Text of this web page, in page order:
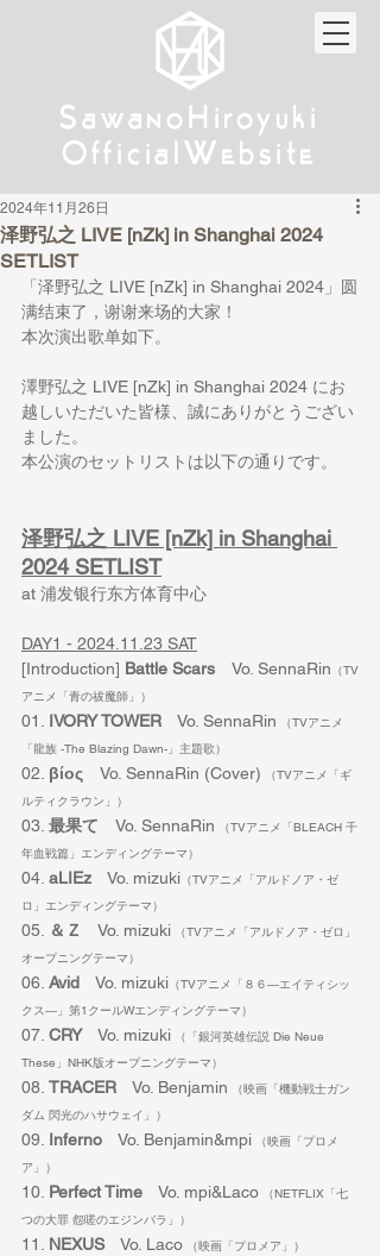
Sa wanoHiroyuki
Official W ebsite
Sa wanoHiroyuki
Official W ebsite
泽野弘之 LIVE [nZk] in Shanghai 2024
SETLIST
2024年11月26日
「泽野弘之 LIVE [nZk] in Shanghai 2024」圆
满结束了，谢谢来场的大家！
本次演出歌单如下。
澤野弘之 LIVE [nZk] in Shanghai 2024 にお
越しいただいた皆様、誠にありがとうござい
ました。
本公演のセットリストは以下の通りです。
泽野弘之 LIVE [nZk] in Shanghai
2024 SETLIST
at 浦发银行东方体育中心
DAY1 - 2024.11.23 SAT
[Introduction] Battle Scars Vo. SennaRin （TV
アニメ「青の祓魔師」）
01. IVORY TOWER Vo. SennaRin （TVアニメ
「龍族 -The Blazing Dawn-」主題歌）
02. βίος Vo. SennaRin (Cover) （TVアニメ「ギ
ルティクラウン」）
03. 最果て Vo. SennaRin （TVアニメ「BLEACH 千
年血戦篇」エンディングテーマ）
04. aLIEz Vo. mizuki （TVアニメ「アルドノア・ゼ
ロ」エンディングテーマ）
05. ＆Ｚ Vo. mizuki （TVアニメ「アルドノア・ゼロ」
オープニングテーマ）
06. Avid Vo. mizuki （TVアニメ「８６―エイティシッ
クス―」第1クールWエンディングテーマ）
07. CRY Vo. mizuki （「銀河英雄伝説 Die Neue
These」NHK版オープニングテーマ）
08. TRACER Vo. Benjamin （映画「機動戦士ガン
ダム 閃光のハサウェイ」）
09. Inferno Vo. Benjamin&mpi （映画「プロメ
ア」）
10. Perfect Time Vo. mpi&Laco （NETFLIX「七
つの大罪 怨嗟のエジンバラ」）
11. NEXUS Vo. Laco （映画「プロメア」）